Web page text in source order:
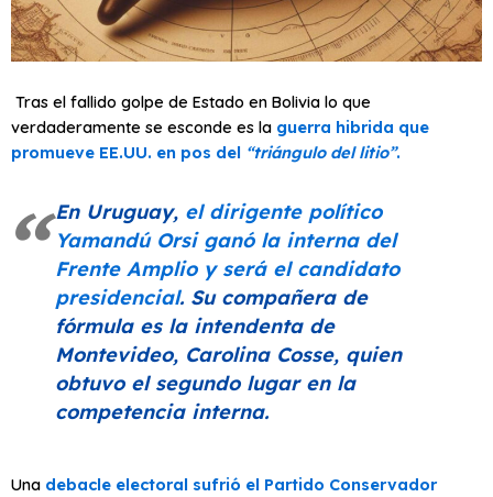
Tras el fallido golpe de Estado en Bolivia lo que
verdaderamente se esconde es la guerra hibrida que
promueve EE.UU. en pos del “triángulo del litio”.
En Uruguay, el dirigente político
Yamandú Orsi ganó la interna del
Frente Amplio y será el candidato
presidencial. Su compañera de
fórmula es la intendenta de
Montevideo, Carolina Cosse, quien
obtuvo el segundo lugar en la
competencia interna.
Una debacle electoral sufrió el Partido Conservador